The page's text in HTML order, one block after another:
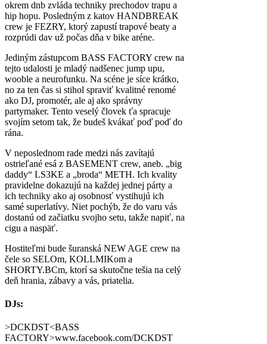
okrem dnb zvláda techniky prechodov trapu a
hip hopu. Posledným z katov HANDBREAK
crew je FEZRY, ktorý zapustí trapové beaty a
rozprúdi dav už počas dňa v bike aréne.
Jediným zástupcom BASS FACTORY crew na
tejto udalosti je mladý nadšenec jump upu,
wooble a neurofunku. Na scéne je síce krátko,
no za ten čas si stihol spraviť kvalitné renomé
ako DJ, promotér, ale aj ako správny
partymaker. Tento veselý človek ťa spracuje
svojím setom tak, že budeš kvákať poď poď do
rána.
V neposlednom rade medzi nás zavítajú
ostrieľané esá z BASEMENT crew, aneb. „big
daddy“ LS3KE a „broda“ METH. Ich kvality
pravidelne dokazujú na každej jednej párty a
ich techniky ako aj osobnosť vystihujú ich
samé superlatívy. Niet pochýb, že do varu vás
dostanú od začiatku svojho setu, takže napiť, na
cigu a naspäť.
Hostiteľmi bude šuranská NEW AGE crew na
čele so SELOm, KOLLMIKom a
SHORTY.BCm, ktorí sa skutočne tešia na celý
deň hrania, zábavy a vás, priatelia.
DJs:
>DCKDST<BASS
FACTORY>www.facebook.com/DCKDST